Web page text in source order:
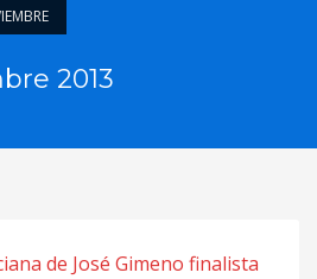
2013
de José Gimeno finalista